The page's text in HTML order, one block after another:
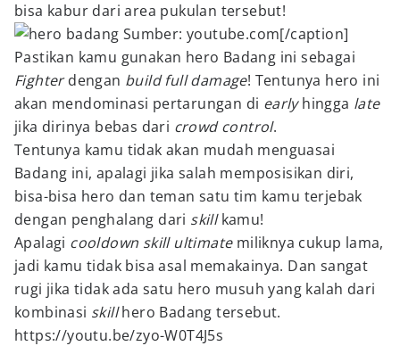
bisa kabur dari area pukulan tersebut!
Sumber: youtube.com[/caption]
Pastikan kamu gunakan hero Badang ini sebagai
Fighterdengan build full damage! Tentunya hero ini
akan mendominasi pertarungan di earlyhingga late
jika dirinya bebas dari crowd control.
Tentunya kamu tidak akan mudah menguasai
Badang ini, apalagi jika salah memposisikan diri,
bisa-bisa hero dan teman satu tim kamu terjebak
dengan penghalang dari skillkamu!
Apalagi cooldown skill ultimatemiliknya cukup lama,
jadi kamu tidak bisa asal memakainya. Dan sangat
rugi jika tidak ada satu hero musuh yang kalah dari
kombinasi skillhero Badang tersebut.
https://youtu.be/zyo-W0T4J5s